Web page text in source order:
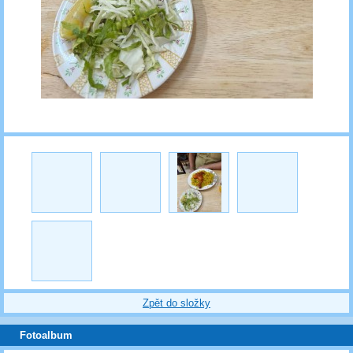
Zpět do složky
Fotoalbum